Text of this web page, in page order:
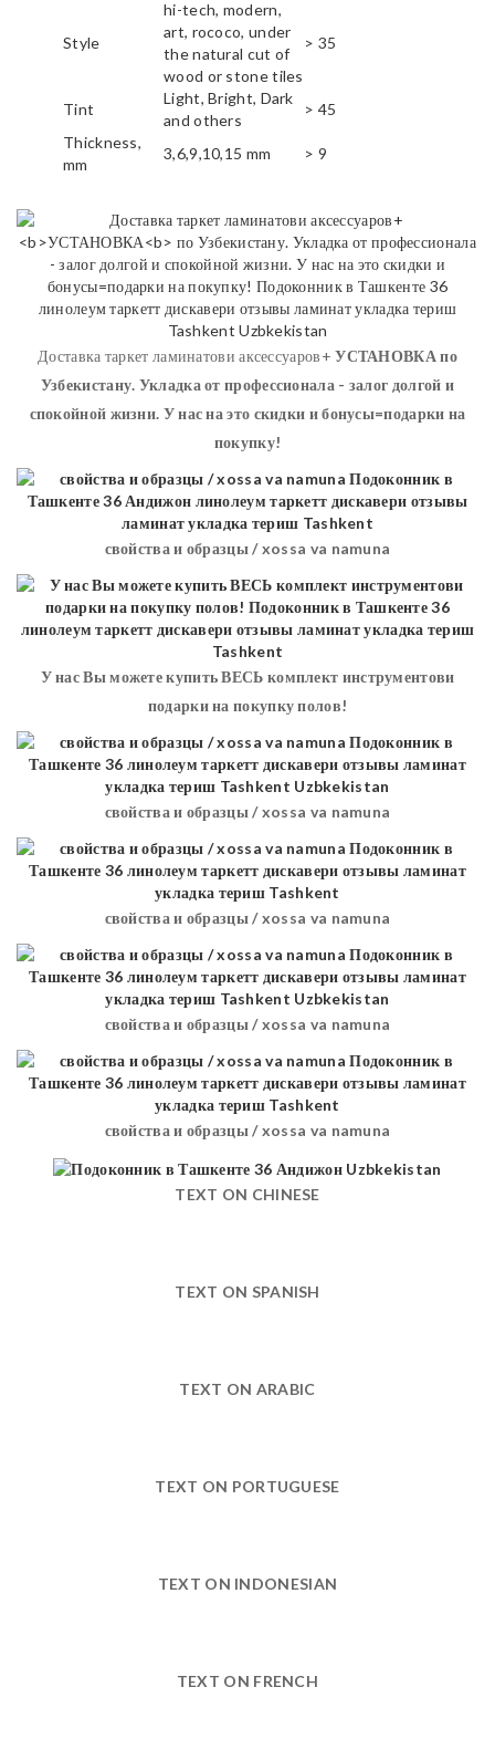
Style
hi-tech, modern,
art, rococo, under
the natural cut of
wood or stone tiles
> 35
Tint
Light, Bright, Dark
and others
> 45
Thickness,
mm
3,6,9,10,15 mm > 9
Доставка таркет ламинатови аксессуаров+УСТАНОВКАпо
Узбекистану. Укладка от профессионала - залог долгой и
спокойной жизни. У нас на это скидки и бонусы=подарки на
покупку!
свойства и образцы / xossa va namuna
У нас Вы можете купить ВЕСЬ комплект инструментови
подарки на покупку полов!
свойства и образцы / xossa va namuna
свойства и образцы / xossa va namuna
свойства и образцы / xossa va namuna
свойства и образцы / xossa va namuna
TEXT ON CHINESE
TEXT ON SPANISH
TEXT ON ARABIC
TEXT ON PORTUGUESE
TEXT ON INDONESIAN
TEXT ON FRENCH